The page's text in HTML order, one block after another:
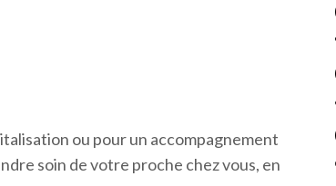
ou pour un accompagnement
soin de votre proche chez vous, en